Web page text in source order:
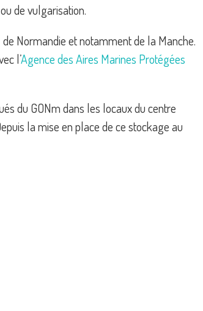
de vulgarisation.
Normandie et notamment de la Manche.
l’Agence des Aires Marines Protégées
du GONm dans les locaux du centre
la mise en place de ce stockage au